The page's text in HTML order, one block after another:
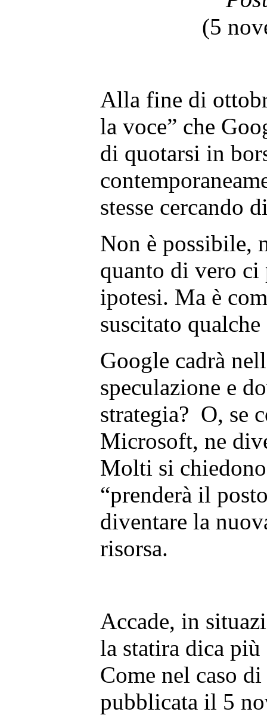
(5
Alla fine di
la voce” che
di quotarsi in
stesse cercando
Non è possibile,
quanto di vero ci
ipotesi. Ma è
suscitato
Google cadrà
speculazione e
strategia? O, se
Microsoft, ne
Molti si
“prenderà il
diventare la
risorsa.
Accade, in
la statira dica
Come nel caso
pubblicata il 5